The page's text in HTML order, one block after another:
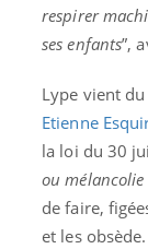
respirer
ses enfants”,
Lype vient
Etienne
la loi du 30
ou mélancolie
de faire,
et les obsède.